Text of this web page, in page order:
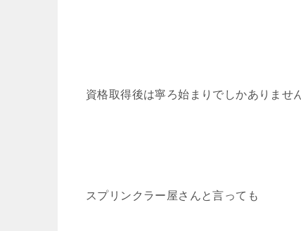
資格取得後は寧ろ始まりでしかありませ
スプリンクラー屋さんと言っても